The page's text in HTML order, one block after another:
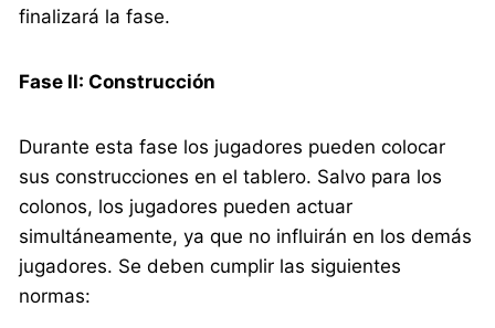
finalizará la fase.
Fase II: Construcción
Durante esta fase los jugadores pueden colocar
sus construcciones en el tablero. Salvo para los
colonos, los jugadores pueden actuar
simultáneamente, ya que no influirán en los demás
jugadores. Se deben cumplir las siguientes
normas: